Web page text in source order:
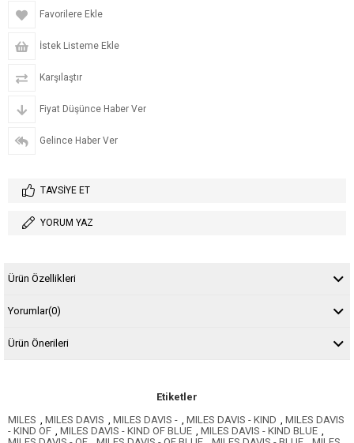
Favorilere Ekle
İstek Listeme Ekle
Karşılaştır
Fiyat Düşünce Haber Ver
Gelince Haber Ver
TAVSIYE ET
YORUM YAZ
Ürün Özellikleri
Yorumlar(0)
Ürün Önerileri
Etiketler
MILES , MILES DAVIS , MILES DAVIS - , MILES DAVIS - KIND , MILES DAVIS
- KIND OF , MILES DAVIS - KIND OF BLUE , MILES DAVIS - KIND BLUE ,